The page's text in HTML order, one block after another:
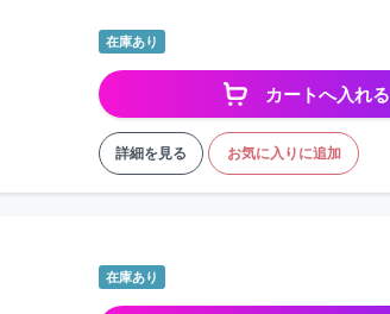
在庫あり
カートへ入れる
詳細を見る お気に入りに追加
在庫あり